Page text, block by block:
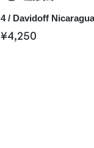
4 / Davidoff
¥4,250